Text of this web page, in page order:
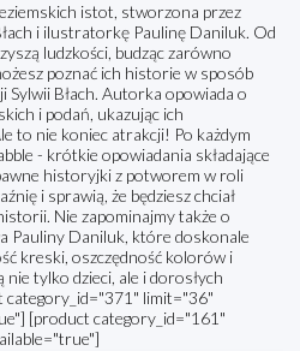
istot, stworzona przez
i ilustratorkę Paulinę Daniluk. Od
ludzkości, budząc zarówno
poznać ich historie w sposób
Sylwii Błach. Autorka opowiada o
i podań, ukazując ich
to nie koniec atrakcji! Po każdym
- krótkie opowiadania składające
historyjki z potworem w roli
i sprawią, że będziesz chciał
Nie zapominajmy także o
Pauliny Daniluk, które doskonale
kreski, oszczędność kolorów i
tylko dzieci, ale i dorosłych
limit="36"
[product category_id="161"